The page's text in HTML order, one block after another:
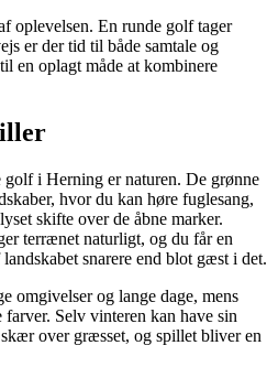
oplevelsen. En runde golf tager
er der tid til både samtale og
en oplagt måde at kombinere
i Herning er naturen. De grønne
hvor du kan høre fuglesang,
skifte over de åbne marker.
terrænet naturligt, og du får en
snarere end blot gæst i det.
omgivelser og lange dage, mens
Selv vinteren kan have sin
over græsset, og spillet bliver en